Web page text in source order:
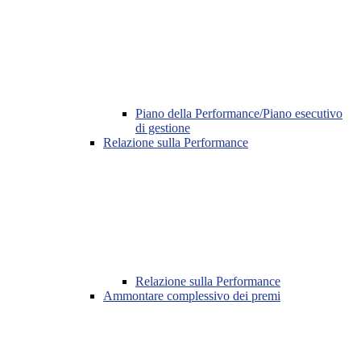
Piano della Performance/Piano esecutivo
di gestione
Relazione sulla Performance
Relazione sulla Performance
Ammontare complessivo dei premi